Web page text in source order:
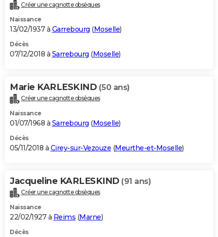
Créer une cagnotte obsèques
Naissance
13/02/1937 à Garrebourg (Moselle)
Décès
07/12/2018 à Sarrebourg (Moselle)
Marie KARLESKIND (50 ans)
Créer une cagnotte obsèques
Naissance
01/07/1968 à Sarrebourg (Moselle)
Décès
05/11/2018 à Cirey-sur-Vezouze (Meurthe-et-Moselle)
Jacqueline KARLESKIND (91 ans)
Créer une cagnotte obsèques
Naissance
22/02/1927 à Reims (Marne)
Décès